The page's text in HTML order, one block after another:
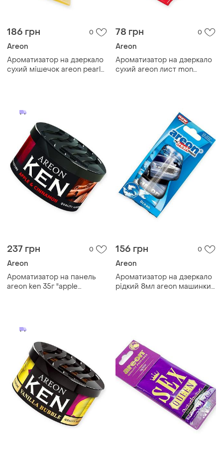
186 грн 0
Areon
Ароматизатор на дзеркало
сухий мішечок areon pearls
78 грн 0
Areon
Ароматизатор на дзеркало
сухий areon лист mon
237 грн 0
Areon
Ароматизатор на панель
areon ken 35г "apple
156 грн 0
Areon
Ароматизатор на дзеркало
рідкий 8мл areon машинки